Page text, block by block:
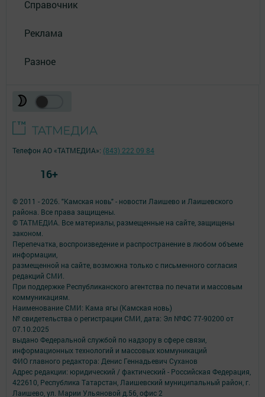
Справочник
Реклама
Разное
© 2011 - 2026. "Камская новь" - новости Лаишево и Лаишевского
района. Все права защищены.
© ТАТМЕДИА. Все материалы, размещенные на сайте, защищены
законом.
Перепечатка, воспроизведение и распространение в любом объеме
информации,
размещенной на сайте, возможна только с письменного согласия
редакций СМИ.
При поддержке Республиканского агентства по печати и массовым
коммуникациям.
Наименование СМИ: Кама ягы (Камская новь)
№ свидетельства о регистрации СМИ, дата: Эл №ФC 77-90200 от
07.10.2025
выдано Федеральной службой по надзору в сфере связи,
информационных технологий и массовых коммуникаций
ФИО главного редактора: Денис Геннадьевич Суханов
Адрес редакции: юридический / фактический - Российская Федерация,
422610, Республика Татарстан, Лаишевский муниципальный район, г.
Лаишево, ул. Марии Ульяновой д.56, офис 2
Телефон АО «ТАТМЕДИА»: (843) 222 09 84
16+